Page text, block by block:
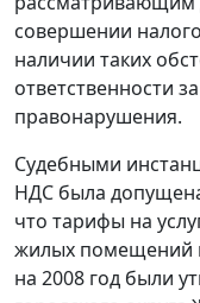
совершении
наличии таких
ответственности
правонарушения.
Судебными
НДС была
что тарифы на
жилых помещений
на 2008 год были